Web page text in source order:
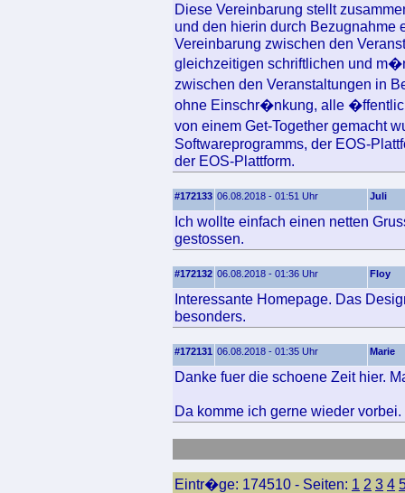
Diese Vereinbarung stellt
und den hierin durch Bezugnahme
Vereinbarung zwischen den
gleichzeitigen schriftlichen und
zwischen den Veranstaltungen in
ohne Einschr�nkung, alle
von einem Get-Together gemacht
Softwareprogramms, der EOS-
der EOS-Plattform.
#172133 06.08.2018 - 01:51 Uhr Juli
Ich wollte einfach einen netten
gestossen.
#172132 06.08.2018 - 01:36 Uhr Floy
Interessante Homepage. Das
besonders.
#172131 06.08.2018 - 01:35 Uhr Marie
Danke fuer die schoene Zeit hier.
Da komme ich gerne wieder vorbei.
Eintr�ge: 174510 - Seiten: 1 2 3 4